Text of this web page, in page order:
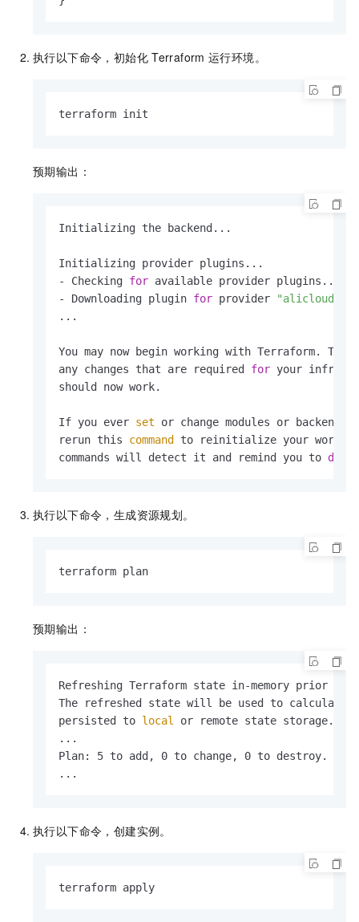
执行以下命令，初始化 Terraform 运行环境。
terraform init
预期输出：
Initializing the backend...
Initializing provider plugins...
- Checking for available provider plugins...
- Downloading plugin for provider "alicloud"
...
You may now begin working with Terraform. Try
any changes that are required for your
should now work.
If you ever set or change modules or backend
rerun this command
to reinitialize your
commands will detect it and remind you to do
执行以下命令，生成资源规划。
预期输出：
Refreshing Terraform state in-memory prior to
The refreshed state will be used to
persisted to local
or remote state storage.
...
Plan: 5 to add, 0 to change, 0 to destroy.
...
执行以下命令，创建实例。
terraform apply